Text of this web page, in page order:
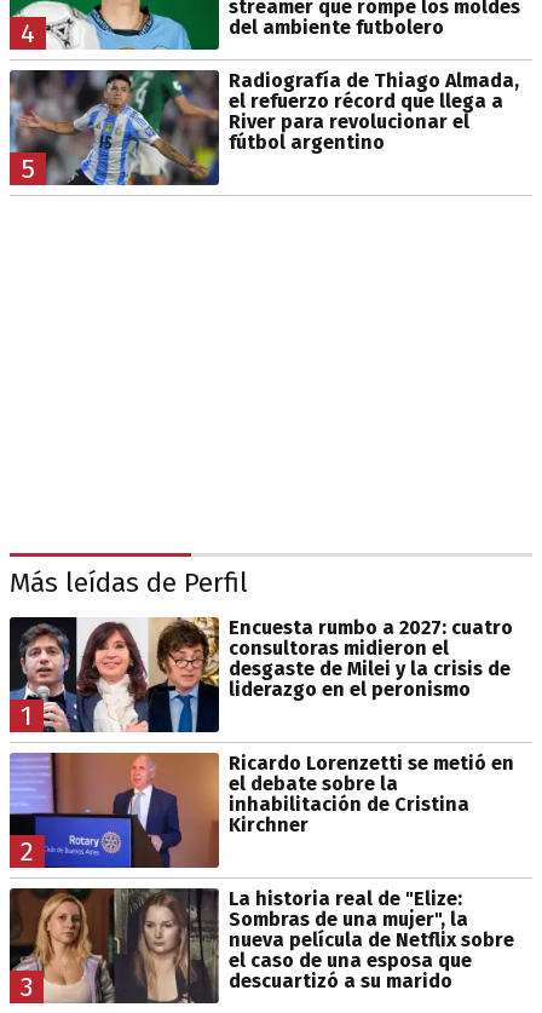
4
streamer que rompe los moldes
del ambiente futbolero
5
Radiografía de Thiago Almada,
el refuerzo récord que llega a
River para revolucionar el
fútbol argentino
Más leídas de Perfil
1
Encuesta rumbo a 2027: cuatro
consultoras midieron el
desgaste de Milei y la crisis de
liderazgo en el peronismo
2
Ricardo Lorenzetti se metió en
el debate sobre la
inhabilitación de Cristina
Kirchner
3
La historia real de "Elize:
Sombras de una mujer", la
nueva película de Netflix sobre
el caso de una esposa que
descuartizó a su marido